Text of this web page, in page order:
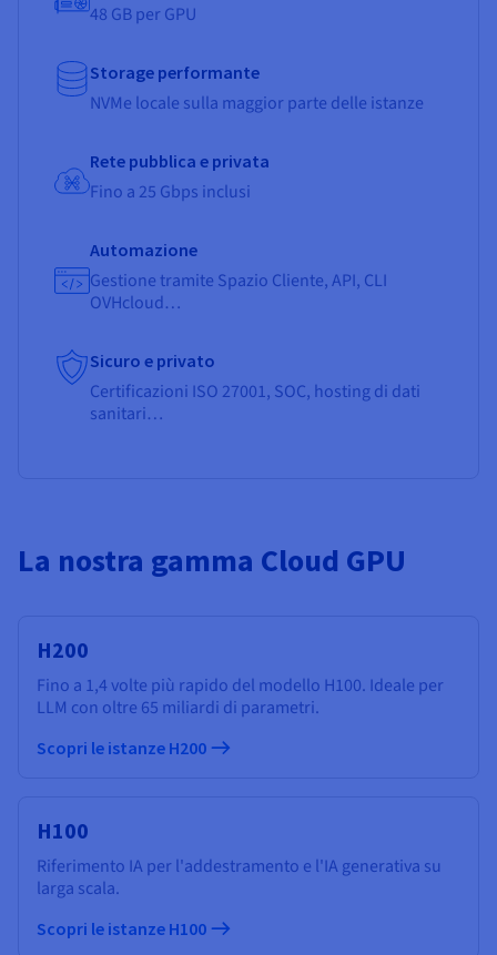
48 GB per GPU
Storage performante
NVMe locale sulla maggior parte delle istanze
Rete pubblica e privata
Fino a 25 Gbps inclusi
Automazione
Gestione tramite Spazio Cliente, API, CLI
OVHcloud…
Sicuro e privato
Certificazioni ISO 27001, SOC, hosting di dati
sanitari…
La nostra gamma Cloud GPU
H200
Fino a 1,4 volte più rapido del modello H100. Ideale per
LLM con oltre 65 miliardi di parametri.
Scopri le istanze H200
H100
Riferimento IA per l'addestramento e l'IA generativa su
larga scala.
Scopri le istanze H100